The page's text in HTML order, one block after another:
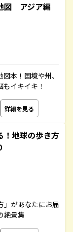
図 アジア編
本！国境や州、
イキイキ！
詳細を見る
！地球の歩き方
」があなたにお届
絶景集